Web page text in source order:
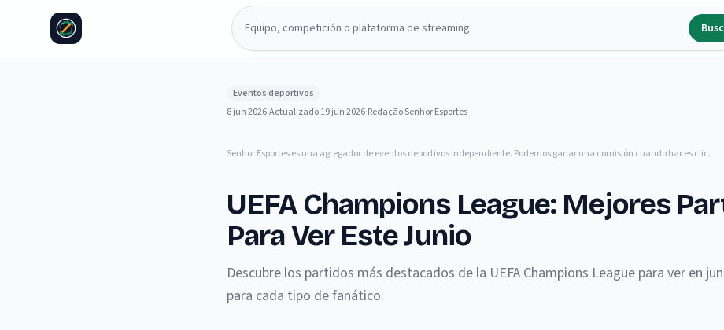
Eventos deportivos
8 jun 2026·Actualizado19 jun 2026·Redação Senhor Esportes
Senhor Esportes es una agregador de eventos deportivos independiente. Podemos ganar una comisión cuando haces clic.
UEFA Champions League: Mejores
Para Ver Este Junio
Descubre los partidos más destacados de la UEFA Champions League para ver en
para cada tipo de fanático.